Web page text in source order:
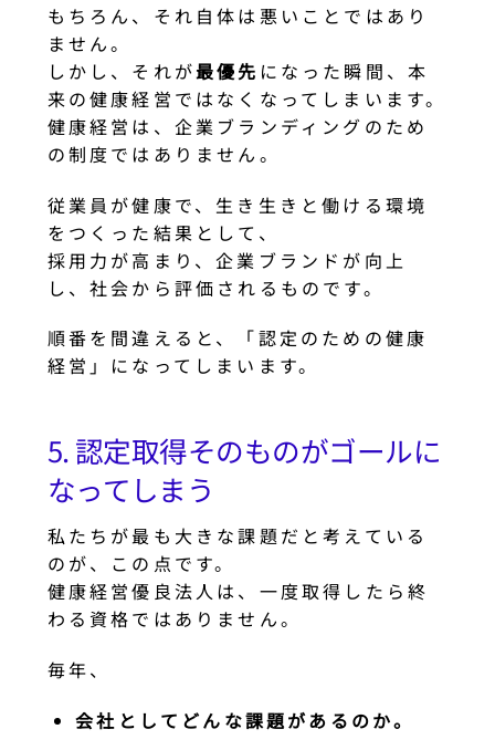
もちろん、それ自体は悪いことではあり
ません。
しかし、それが最優先 になった瞬間、本
来の健康経営ではなくなってしまいます。
健康経営は、企業ブランディングのため
の制度ではありません。
従業員が健康で、生き生きと働ける環境
をつくった結果として、
採用力が高まり、企業ブランドが向上
し、社会から評価されるものです。
順番を間違えると、「認定のための健康
経営」になってしまいます。
5. 認定取得そのものがゴールに
なってしまう
私たちが最も大きな課題だと考えている
のが、この点です。
健康経営優良法人は、一度取得したら終
わる資格ではありません。
毎年、
会社としてどんな課題があるのか。